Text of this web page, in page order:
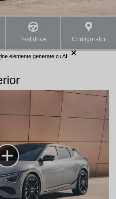
Test drive Configurator
elemente generate cu AI